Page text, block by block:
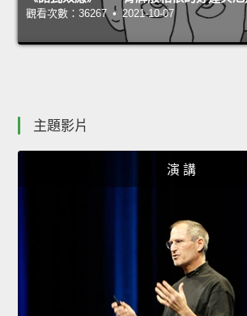
觀看次數：36267 • 2021-10-07
主題影片
演 講